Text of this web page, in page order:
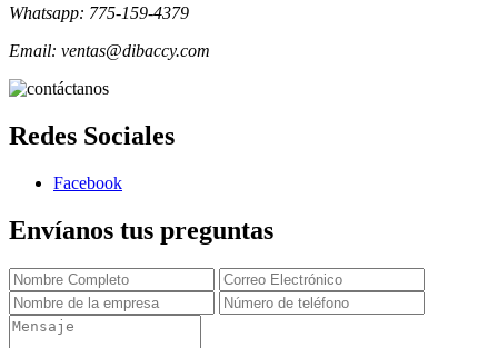
Whatsapp: 775-159-4379
Email: ventas@dibaccy.com
Redes Sociales
Facebook
Envíanos tus preguntas